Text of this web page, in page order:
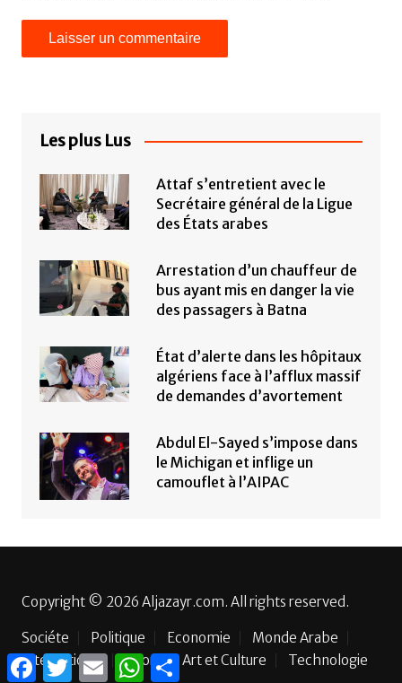
Les plus Lus
Attaf s’entretient avec le
Secrétaire général de la Ligue
des États arabes
Arrestation d’un chauffeur de
bus ayant mis en danger la vie
des passagers à Batna
État d’alerte dans les hôpitaux
algériens face à l’afflux massif
de demandes d’avortement
Abdul El-Sayed s’impose dans
le Michigan et inflige un
camouflet à l’AIPAC
Copyright © 2026 Aljazayr.com. All rights reserved.
Sociéte Politique Economie
Monde Arabe
International
Sport Art et Culture Technologie
F
T
w
E
m
W
h
P